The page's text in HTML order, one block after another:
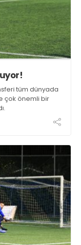
tüm dünyada
çok önemli bir